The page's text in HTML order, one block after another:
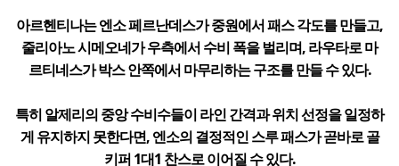
아르헨티나는 엔소 페르난데스가 중원에서 패스 각도를 만들고,
줄리아노 시메오네가 우측에서 수비 폭을 벌리며, 라우타로 마
르티네스가 박스 안쪽에서 마무리하는 구조를 만들 수 있다.
특히 알제리의 중앙 수비수들이 라인 간격과 위치 선정을 일정하
게 유지하지 못한다면, 엔소의 결정적인 스루 패스가 곧바로 골
키퍼 1대1 찬스로 이어질 수 있다.